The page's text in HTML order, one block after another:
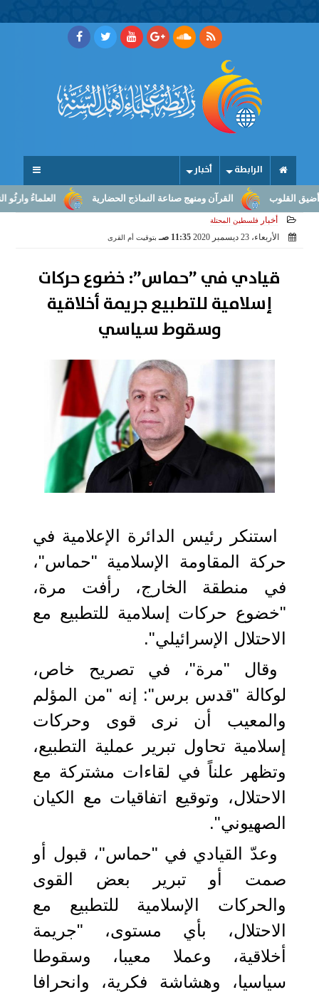
الرابطة أخبار
العلماءُ وارثُو القرآن ومنهج صناعة النماذج الحضارية
أخبار فلسطين المحتلة
الأربعاء، 23 ديسمبر 2020 11:35 صـ بتوقيت أم القرى
قيادي في ”حماس”: خضوع حركات
إسلامية للتطبيع جريمة أخلاقية
وسقوط سياسي
استنكر رئيس الدائرة الإعلامية في
حركة المقاومة الإسلامية "حماس"،
في منطقة الخارج، رأفت مرة،
"خضوع حركات إسلامية للتطبيع مع
الاحتلال الإسرائيلي".
وقال "مرة"، في تصريح خاص،
لوكالة "قدس برس": إنه "من المؤلم
والمعيب أن نرى قوى وحركات
إسلامية تحاول تبرير عملية التطبيع،
وتظهر علناً في لقاءات مشتركة مع
الاحتلال، وتوقيع اتفاقيات مع الكيان
الصهيوني".
وعدّ القيادي في "حماس"، قبول أو
صمت أو تبرير بعض القوى
والحركات الإسلامية للتطبيع مع
الاحتلال، بأي مستوى، "جريمة
أخلاقية، وعملا معيبا، وسقوطا
سياسيا، وهشاشة فكرية، وانحرافا